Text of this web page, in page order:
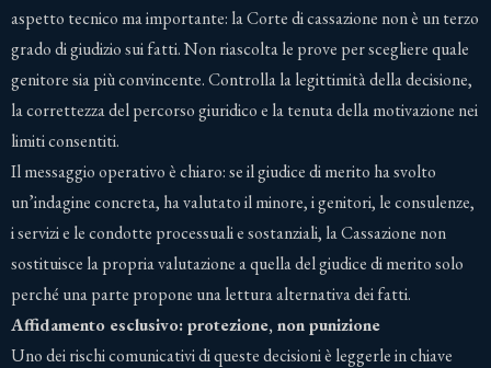
aspetto tecnico ma importante: la Corte di cassazione non è un terzo
grado di giudizio sui fatti. Non riascolta le prove per scegliere quale
genitore sia più convincente. Controlla la legittimità della decisione,
la correttezza del percorso giuridico e la tenuta della motivazione nei
limiti consentiti.
Il messaggio operativo è chiaro: se il giudice di merito ha svolto
un’indagine concreta, ha valutato il minore, i genitori, le consulenze,
i servizi e le condotte processuali e sostanziali, la Cassazione non
sostituisce la propria valutazione a quella del giudice di merito solo
perché una parte propone una lettura alternativa dei fatti.
Affidamento esclusivo: protezione, non punizione
Uno dei rischi comunicativi di queste decisioni è leggerle in chiave